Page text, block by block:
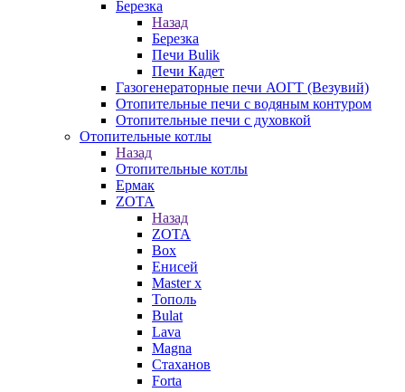
Березка
Назад
Березка
Печи Bulik
Печи Кадет
Газогенераторные печи АОГТ (Везувий)
Отопительные печи с водяным контуром
Отопительные печи с духовкой
Отопительные котлы
Назад
Отопительные котлы
Ермак
ZOTA
Назад
ZOTA
Box
Енисей
Master x
Тополь
Bulat
Lava
Magna
Стаханов
Forta